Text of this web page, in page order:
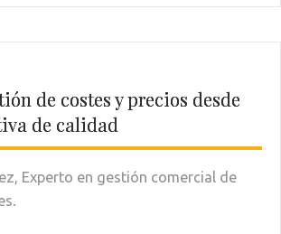
de costes y precios desde
de calidad
Experto en gestión comercial de